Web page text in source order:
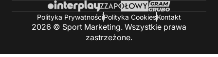
Polityka PrywatnościPolityka CookiesKontakt
2026 © Sport Marketing. Wszystkie prawa
zastrzeżone.